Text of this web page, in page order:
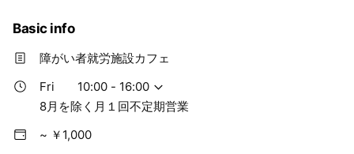
Basic info
障がい者就労施設カフェ
Fri
10:00 - 16:00
8月を除く月１回不定期営業
~ ￥1,000